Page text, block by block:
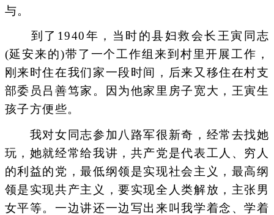
与。
到了1940年，当时的县妇救会长王寅同志
(延安来的)带了一个工作组来到村里开展工作，
刚来时住在我们家一段时间，后来又移住在村支
部委员吕善笃家。因为他家里房子宽大，王寅生
孩子方便些。
我对女同志参加八路军很新奇，经常去找她
玩，她就经常给我讲，共产党是代表工人、穷人
的利益的党，最低纲领是实现社会主义，最高纲
领是实现共产主义，要实现全人类解放，主张男
女平等。一边讲还一边写出来叫我学着念、学着